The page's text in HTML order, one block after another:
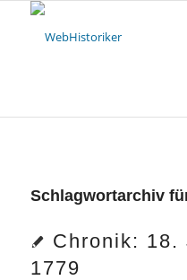
Schlagwortarchiv
Chronik: 18.
1779